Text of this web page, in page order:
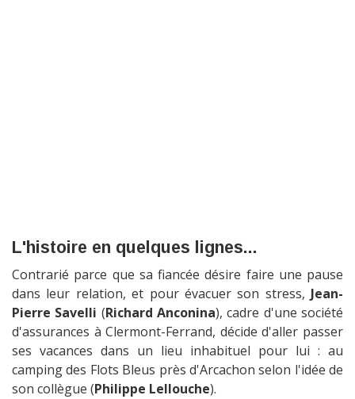
L'histoire en quelques lignes...
Contrarié parce que sa fiancée désire faire une pause
dans leur relation, et pour évacuer son stress, Jean-
Pierre Savelli (Richard Anconina), cadre d'une société
d'assurances à Clermont-Ferrand, décide d'aller passer
ses vacances dans un lieu inhabituel pour lui : au
camping des Flots Bleus près d'Arcachon selon l'idée de
son collègue (Philippe Lellouche).